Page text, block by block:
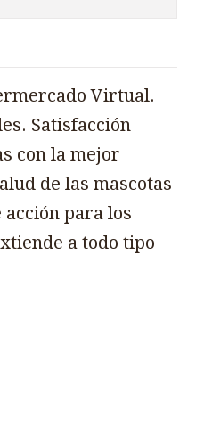
Virtual.
Satisfacción
con la mejor
de las mascotas
para los
a todo tipo